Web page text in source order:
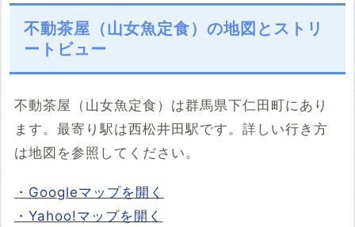
不動茶屋（山女魚定食）の地図とストリ
ートビュー
不動茶屋（山女魚定食）は群馬県下仁田町にあり
ます。最寄り駅は西松井田駅です。詳しい行き方
は地図を参照してください。
・Googleマップを開く
・Yahoo!マップを開く